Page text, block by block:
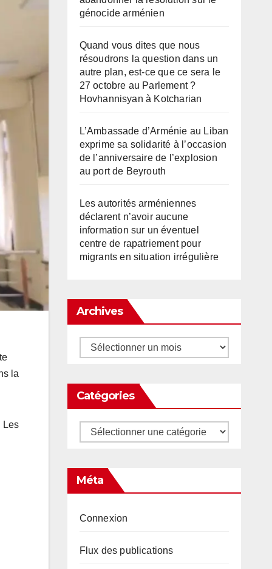
la
Les
génocide arménien
Quand vous dites que nous
résoudrons la question dans un
autre plan, est-ce que ce sera le
27 octobre au Parlement ?
Hovhannisyan à Kotcharian
L’Ambassade d’Arménie au Liban
exprime sa solidarité à l’occasion
de l’anniversaire de l’explosion
au port de Beyrouth
Les autorités arméniennes
déclarent n’avoir aucune
information sur un éventuel
centre de rapatriement pour
migrants en situation irrégulière
Archives
Archives
Catégories
Catégories
Méta
Connexion
Flux des publications